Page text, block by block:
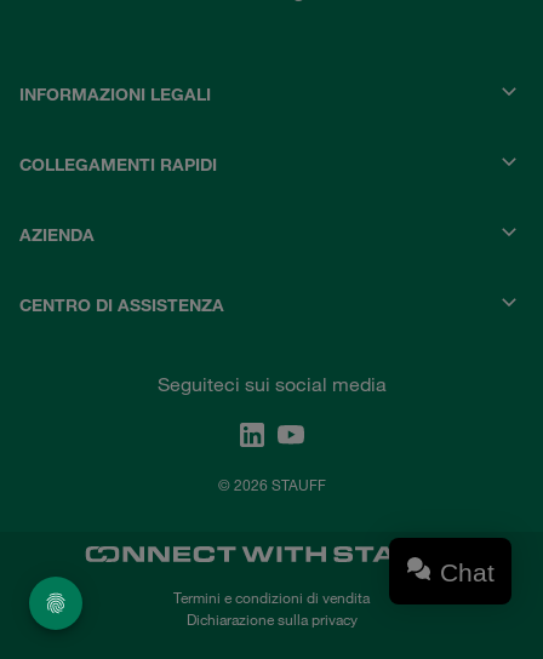
INFORMAZIONI LEGALI
COLLEGAMENTI RAPIDI
AZIENDA
CENTRO DI ASSISTENZA
Seguiteci sui social media
© 2026 STAUFF
Termini e condizioni di vendita
Dichiarazione sulla privacy
Chat